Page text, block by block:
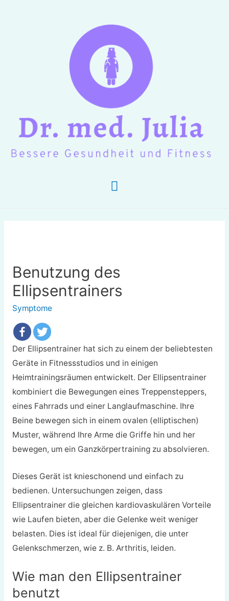
Hauptmenü
Benutzung des
Ellipsentrainers
Symptome
Der Ellipsentrainer hat sich zu einem der beliebtesten
Geräte in Fitnessstudios und in einigen
Heimtrainingsräumen entwickelt. Der Ellipsentrainer
kombiniert die Bewegungen eines Treppensteppers,
eines Fahrrads und einer Langlaufmaschine. Ihre
Beine bewegen sich in einem ovalen (elliptischen)
Muster, während Ihre Arme die Griffe hin und her
bewegen, um ein Ganzkörpertraining zu absolvieren.
Dieses Gerät ist knieschonend und einfach zu
bedienen. Untersuchungen zeigen, dass
Ellipsentrainer die gleichen kardiovaskulären Vorteile
wie Laufen bieten, aber die Gelenke weit weniger
belasten. Dies ist ideal für diejenigen, die unter
Gelenkschmerzen, wie z. B. Arthritis, leiden.
Wie man den Ellipsentrainer
benutzt